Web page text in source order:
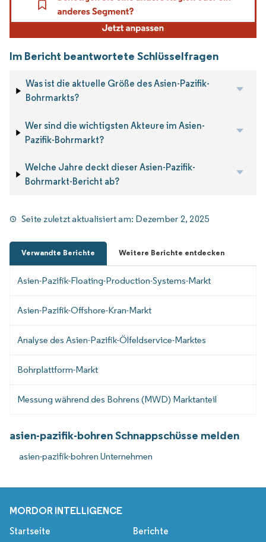
Im Bericht beantwortete Schlüsselfragen
Was ist die aktuelle Größe des Asien-Pazifik-
Bohrmarkts?
Wer sind die wichtigsten Akteure im Asien-
Pazifik-Bohrmarkt?
Welche Jahre deckt dieser Asien-Pazifik-
Bohrmarkt-Bericht ab?
Seite zuletzt aktualisiert am: Dezember 2, 2025
Verwandte Berichte Weitere Berichte entdecken
Asien-Pazifik-Floating-Production-Systems-Markt
Asien-Pazifik-Offshore-Kran-Markt
Analyse des Asien-Pazifik-Ölfeldservice-Marktes
Bohrplattform-Markt
Messung während des Bohrens (MWD) Marktanteil
asien-pazifik-bohren Schnappschüsse melden
asien-pazifik-bohren Unternehmen
MORDOR INTELLIGENCE
Startseite Berichte